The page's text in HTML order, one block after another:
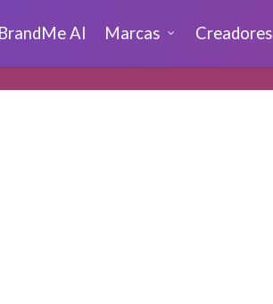
BrandMe AI Marcas Creadores